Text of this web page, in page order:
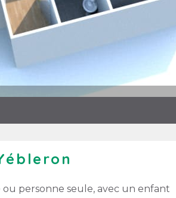
personne seule, avec un enfant